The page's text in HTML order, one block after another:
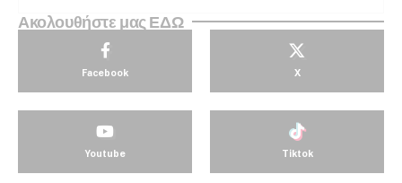
Ακολουθήστε μας ΕΔΩ
Facebook X
Youtube Tiktok